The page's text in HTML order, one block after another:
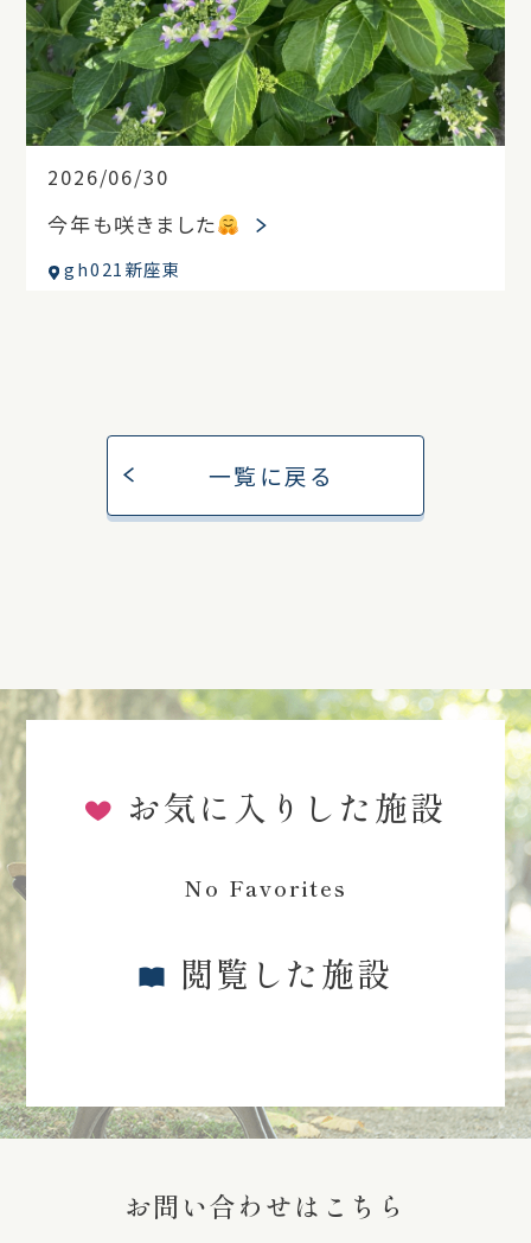
2026/06/30
今年も咲きました
gh021新座東
一覧に戻る
お気に入りした施設
No Favorites
閲覧した施設
お問い合わせはこちら